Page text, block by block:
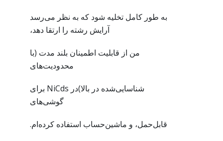
به طور کامل تخلیه شود که به نظر می‌رسد
آرایش رشته را ارتقا دهد،
من از قابلیت اطمینان بلند مدت (با
محدودیت‌های
شناسایی‌شده در بالا)در NiCds برای
گوشی‌های
قابل‌حمل، و ماشین‌حساب استفاده کرده‌ام.